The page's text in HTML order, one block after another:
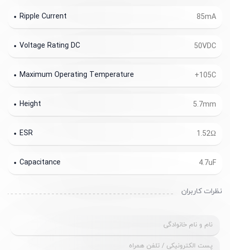
85mA
Ripple Current
50VDC
Voltage Rating DC
+105C
Maximum Operating Temperature
5.7mm
Height
1.52Ω
ESR
4.7uF
Capacitance
نظرات کاربران